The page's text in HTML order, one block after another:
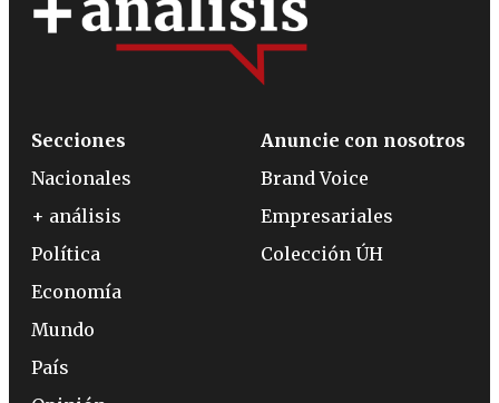
Secciones
Nacionales
+ análisis
Política
Economía
Mundo
País
Anuncie con nosotros
Brand Voice
Empresariales
Colección ÚH